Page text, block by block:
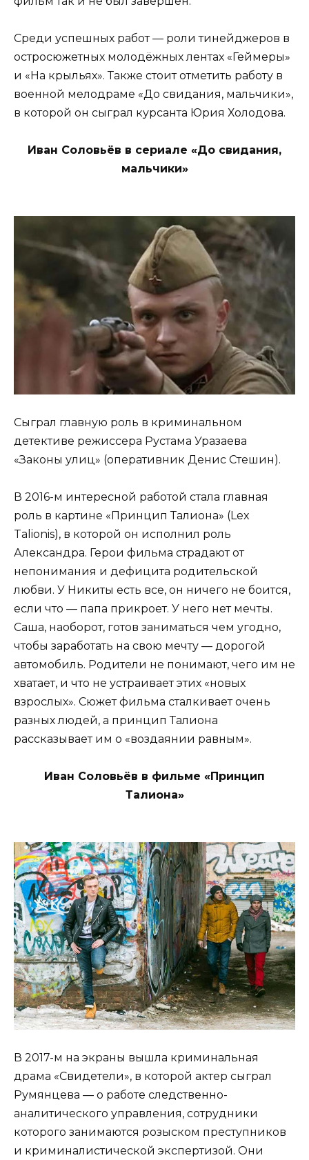
Среди успешных работ — роли тинейджеров в
остросюжетных молодёжных лентах «Геймеры»
и «На крыльях». Также стоит отметить работу в
военной мелодраме «До свидания, мальчики»,
в которой он сыграл курсанта Юрия Холодова.
Иван Соловьёв в сериале «До свидания,
мальчики»
Сыграл главную роль в криминальном
детективе режиссера Рустама Уразаева
«Законы улиц» (оперативник Денис Стешин).
В 2016-м интересной работой стала главная
роль в картине «Принцип Талиона» (Lex
Talionis), в которой он исполнил роль
Александра. Герои фильма страдают от
непонимания и дефицита родительской
любви. У Никиты есть все, он ничего не боится,
если что — папа прикроет. У него нет мечты.
Саша, наоборот, готов заниматься чем угодно,
чтобы заработать на свою мечту — дорогой
автомобиль. Родители не понимают, чего им не
хватает, и что не устраивает этих «новых
взрослых». Сюжет фильма сталкивает очень
разных людей, а принцип Талиона
рассказывает им о «воздаянии равным».
Иван Соловьёв в фильме «Принцип
Талиона»
В 2017-м на экраны вышла криминальная
драма «Свидетели», в которой актер сыграл
Румянцева — о работе следственно-
аналитического управления, сотрудники
которого занимаются розыском преступников
и криминалистической экспертизой. Они